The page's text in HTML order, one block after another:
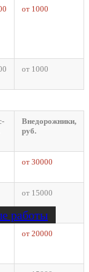
работы
от 1000
от 1000
Внедорожники,
руб.
от 30000
от 15000
от 20000